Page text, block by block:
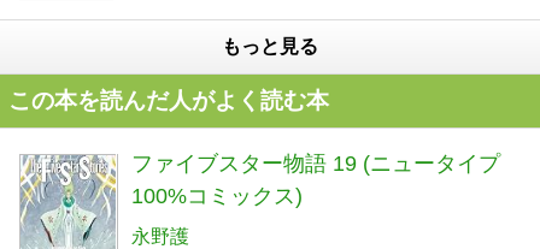
もっと見る
この本を読んだ人がよく読む本
ファイブスター物語 19 (ニュータイプ
100%コミックス)
永野護